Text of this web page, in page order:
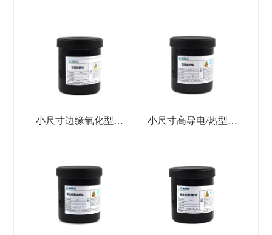
小尺寸边缘氧化型石
小尺寸高导电/热型石